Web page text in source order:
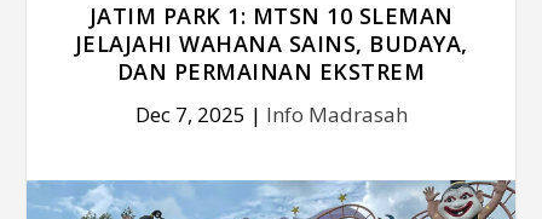
JATIM PARK 1: MTSN 10 SLEMAN
JELAJAHI WAHANA SAINS, BUDAYA,
DAN PERMAINAN EKSTREM
Dec 7, 2025 | Info Madrasah